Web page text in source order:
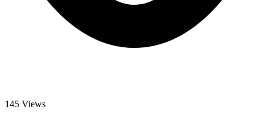
145 Views